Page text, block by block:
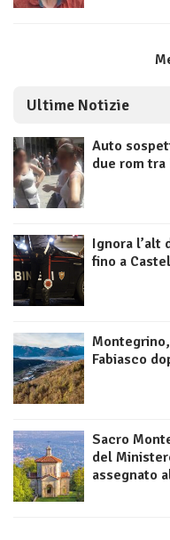
Ultime Notizie
Auto
due rom tra
Ignora l’alt
fino a
Fabiasco
Sacro
del
assegnato